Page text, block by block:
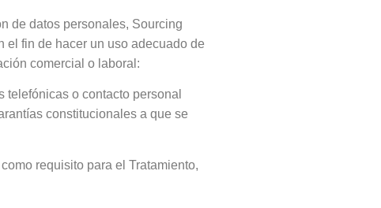
de datos personales, Sourcing
el fin de hacer un uso adecuado de
comercial o laboral:
o contacto personal
constitucionales a que se
requisito para el Tratamiento,